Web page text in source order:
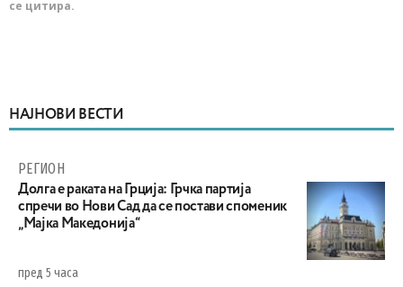
се цитира.
НАЈНОВИ ВЕСТИ
РЕГИОН
Долга е раката на Грција: Грчка партија
спречи во Нови Сад да се постави споменик
„Мајка Македонија“
пред 5 часа